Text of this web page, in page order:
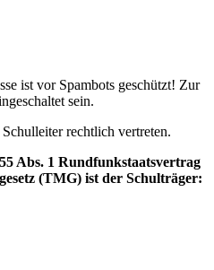
ist vor Spambots geschützt! Zur
sein.
rechtlich vertreten.
Abs. 1 Rundfunkstaatsvertrag
(TMG) ist der Schulträger: